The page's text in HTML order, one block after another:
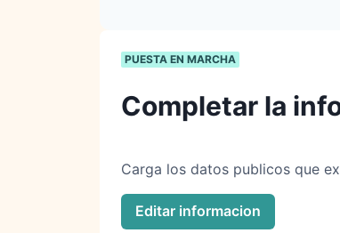
PUESTA EN MARCHA
Completar la
Carga los datos publicos que
Editar informacion